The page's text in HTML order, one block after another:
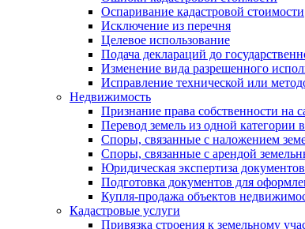
Оспаривание кадастровой стоимости
Исключение из перечня
Целевое использование
Подача деклараций до
Изменение вида разрешенного
Исправление технической или
Недвижимость
Признание права собственности на
Перевод земель из одной категории
Споры, связанные с наложением
Споры, связанные с арендой
Юридическая экспертиза
Подготовка документов для
Купля-продажа объектов
Кадастровые услуги
Привязка строения к земельному